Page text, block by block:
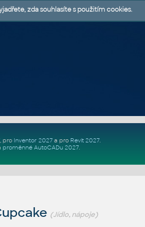
, pro Inventor 2027a pro Revit 2027.
proměnné AutoCADu 2027.
(Jídlo, nápoje)
zda souhlasíte s použitím cookies.